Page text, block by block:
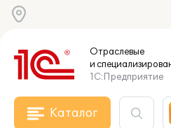
Отраслевые
и
1С:Предприятие
Каталог